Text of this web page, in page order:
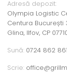
Adresă depozit:
Olympia Logistic
Centura București
Glina, Ilfov, CP
Sună: 0724 862 861
Scrie: